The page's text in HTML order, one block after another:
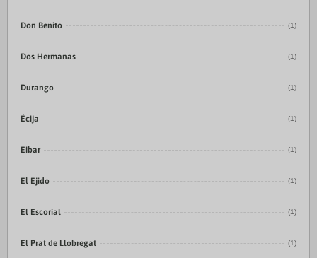
Don Benito (1)
Dos Hermanas (1)
Durango (1)
Écija (1)
Eibar (1)
El Ejido (1)
El Escorial (1)
El Prat de Llobregat (1)